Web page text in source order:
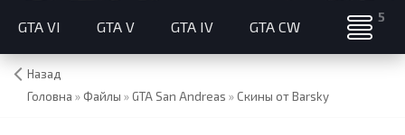
GTA VI GTA V GTA IV GTA CW
Назад
Головна »Файлы » GTA San Andreas »Скины от Barsky